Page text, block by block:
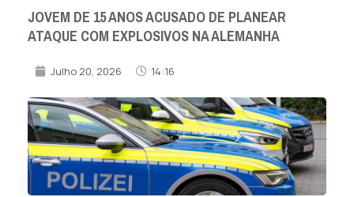
JOVEM DE 15 ANOS ACUSADO DE PLANEAR
ATAQUE COM EXPLOSIVOS NA ALEMANHA
Julho 20, 2026 14:16